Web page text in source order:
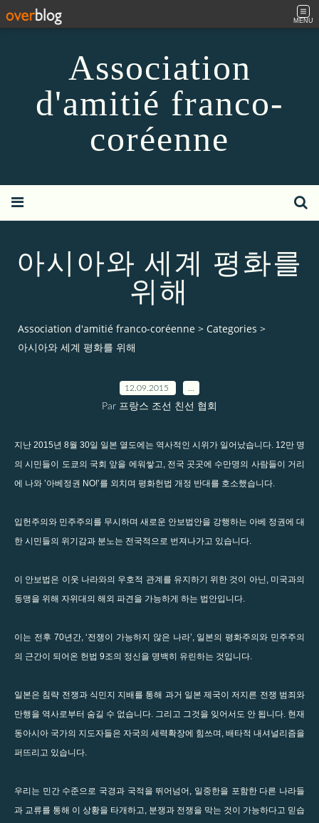
MENU
Association
d'amitié franco-
coréenne
아시아와 세계 평화를
위해
Association d'amitié franco-coréenne > Categories >
아시아와 세계 평화를 위해
12.09.2015
Par 프랑스 조선 친선 협회
지난 2015년 8월 30일 일본 열도에는 역사적인 시위가 일어났습니다. 12만 명
의 시민들이 도쿄의 국회 앞을 에워쌓고, 전국 곳곳에 수만명의 사람들이 거리
에 나와 ’아베정권 NO!’를 외치며 평화헌법 개정 반대를 호소했습니다.
입헌주의와 민주주의를 무시하며 새로운 안보법안을 강행하는 아베 정권에 대
한 시민들의 위기감과 분노는 전국적으로 번져나가고 있습니다.
이 안보법은 이웃 나라와의 우호적 관계를 유지하기 위한 것이 아닌, 미국과의
동맹을 위해 자위대의 해외 파견을 가능하게 하는 법안입니다.
이는 전후 70년간, ‘전쟁이 가능하지 않은 나라’, 일본의 평화주의와 민주주의
의 근간이 되어온 헌법 9조의 정신을 명백히 유린하는 것입니다.
일본은 침략 전쟁과 식민지 지배를 통해 과거 일본 제국이 저지른 전쟁 범죄와
만행을 역사로부터 숨길 수 없습니다. 그리고 그것을 잊어서도 안 됩니다. 현재
동아시아 국가의 지도자들은 자국의 세력확장에 힘쓰며, 배타적 내셔널리즘을
퍼뜨리고 있습니다.
우리는 민간 수준으로 국경과 국적을 뛰어넘어, 일중한을 포함한 다른 나라들
과 교류를 통해 이 상황을 타개하고, 분쟁과 전쟁을 막는 것이 가능하다고 믿습